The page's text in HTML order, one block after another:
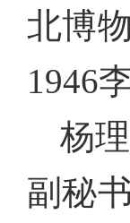
北博
1946
杨
副秘